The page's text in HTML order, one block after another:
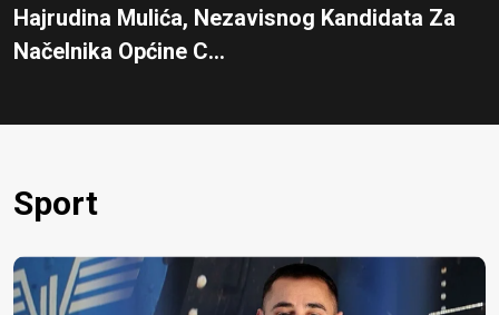
Hajrudina Mulića, Nezavisnog Kandidata Za
Načelnika Općine C...
Sport